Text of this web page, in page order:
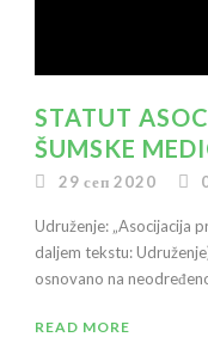
STATUT
ŠUMSKE
29 сеп 2020
Udruženje: „Asocijacija
daljem tekstu:
osnovano na
READ MORE